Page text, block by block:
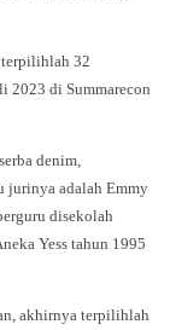
terpilihlah 32
2023 di Summarecon
denim,
jurinya adalah Emmy
disekolah
Yess tahun 1995
akhirnya terpilihlah